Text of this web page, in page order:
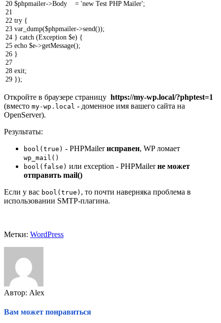
20
21
22
23
24
25
26
27
28
29
$phpmailer->Body = 'new Test PHP Mailer';
try {
var_dump($phpmailer->send());
} catch (Exception $e) {
echo $e->getMessage();
}
exit;
});
Откройте в браузере страницу https://my-wp.local/?phptest=1
(вместо my-wp.local - доменное имя вашего сайта на
OpenServer).
Результаты:
bool(true) - PHPMailerисправен, WP ломает
wp_mail()
bool(false) или exception - PHPMailerне может
отправить mail()
Если у вас bool(true) , то почти наверняка проблема в
использовании SMTP-плагина.
Метки: WordPress
Автор: Alex
Вам может понравиться